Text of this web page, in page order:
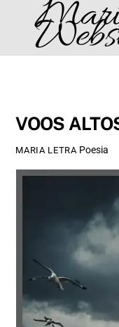
content
VOOS
MARIA LETRA Poesia